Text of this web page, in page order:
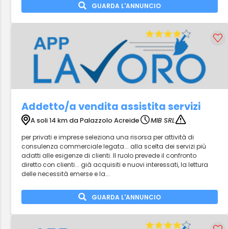
GUARDA L'ANNUNCIO
Addetto/a vendita assistita servizi
A soli 14 km da Palazzolo Acreide
MIB SRL
per privati e imprese seleziona una risorsa per attività di
consulenza commerciale legata... alla scelta dei servizi più
adatti alle esigenze di clienti. Il ruolo prevede il confronto
diretto con clienti... già acquisiti e nuovi interessati, la lettura
delle necessità emerse e la...
GUARDA L'ANNUNCIO